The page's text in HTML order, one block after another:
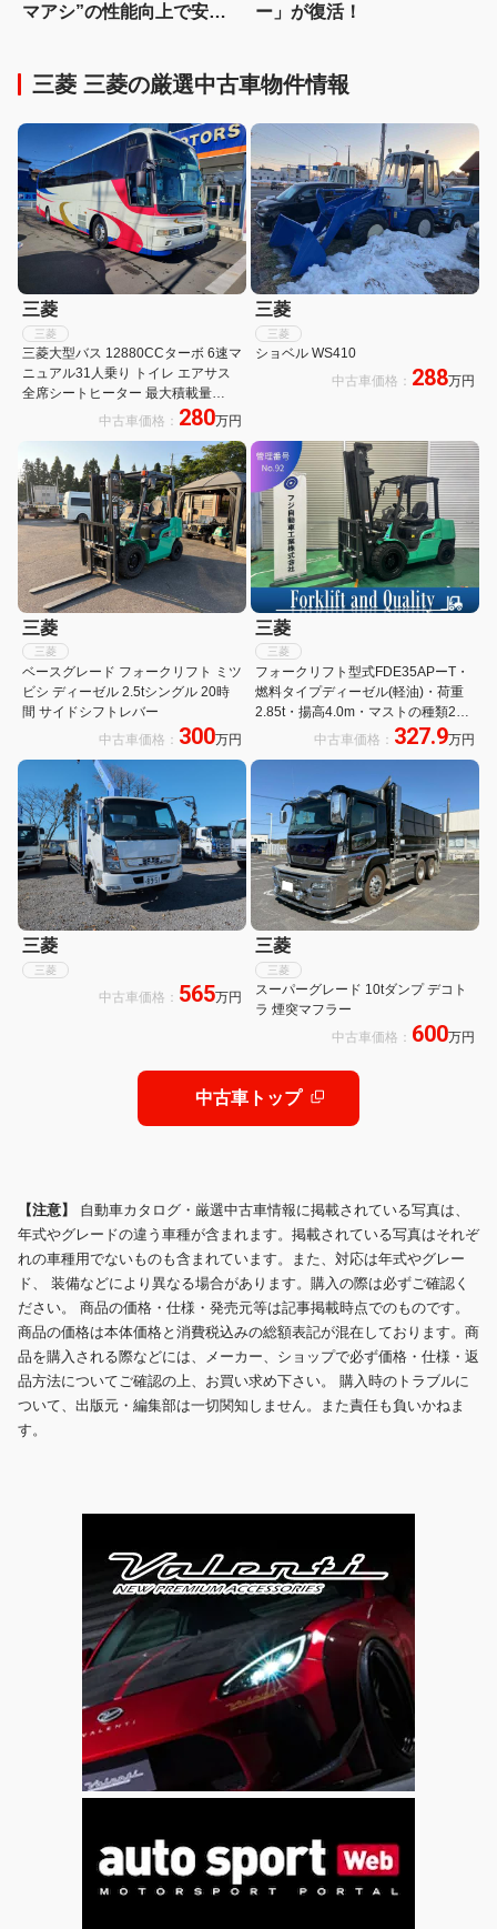
マアシ”の性能向上で安心
ー」が復活！
三菱 三菱の厳選中古車物件情報
三菱
三菱
三菱大型バス 12880CCターボ 6速マ
ニュアル31人乗り トイレ エアサス
全席シートヒーター 最大積載量
15825kg長さ1199cm 幅249cm 高さ
中古車価格： 280万円
三菱
三菱
ショベル WS410
中古車価格： 288万円
三菱
三菱
ベースグレード フォークリフト ミツ
ビシ ディーゼル 2.5tシングル 20時
間 サイドシフトレバー
中古車価格： 300万円
三菱
三菱
フォークリフト型式FDE35APーT・
燃料タイプディーゼル(軽油)・荷重
2.85t・揚高4.0m・マストの種類2
段・ヒンジ 公道走行可 アワーメータ
中古車価格： 327.9万円
三菱
三菱
中古車価格： 565万円
三菱
三菱
スーパーグレード 10tダンプ デコト
ラ 煙突マフラー
中古車価格： 600万円
中古車トップ
【注意】 自動車カタログ・厳選中古車情報に掲載されている写真は、
年式やグレードの違う車種が含まれます。掲載されている写真はそれぞ
れの車種用でないものも含まれています。また、対応は年式やグレー
ド、 装備などにより異なる場合があります。購入の際は必ずご確認く
ださい。 商品の価格・仕様・発売元等は記事掲載時点でのものです。
商品の価格は本体価格と消費税込みの総額表記が混在しております。商
品を購入される際などには、メーカー、ショップで必ず価格・仕様・返
品方法についてご確認の上、お買い求め下さい。 購入時のトラブルに
ついて、出版元・編集部は一切関知しません。また責任も負いかねま
す。